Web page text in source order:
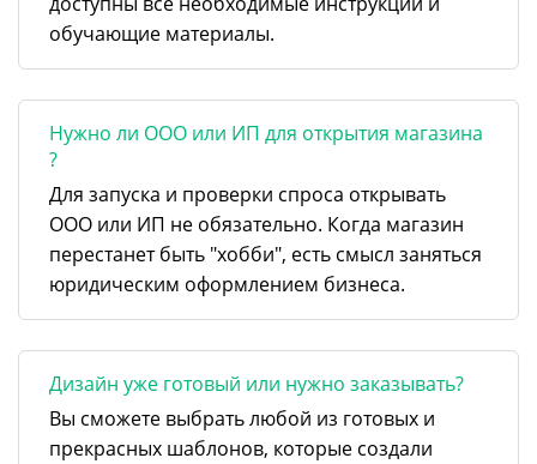
обучающие материалы.
Нужно ли ООО или ИП для открытия магазина
?
Для запуска и проверки спроса открывать
ООО или ИП не обязательно. Когда магазин
перестанет быть "хобби", есть смысл заняться
юридическим оформлением бизнеса.
Дизайн уже готовый или нужно заказывать?
Вы сможете выбрать любой из готовых и
прекрасных шаблонов, которые создали